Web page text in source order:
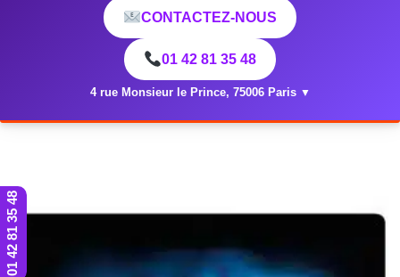
CONTACTEZ-NOUS
01 42 81 35 48
4 rue Monsieur le Prince, 75006 Paris ▼
01 42 81 35 48